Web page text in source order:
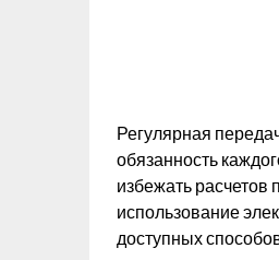
Регулярная
обязанность
избежать
использование
доступных